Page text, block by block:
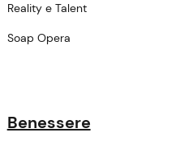
Reality e Talent
Soap Opera
Benessere